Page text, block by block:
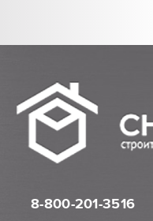
8-800-201-3516